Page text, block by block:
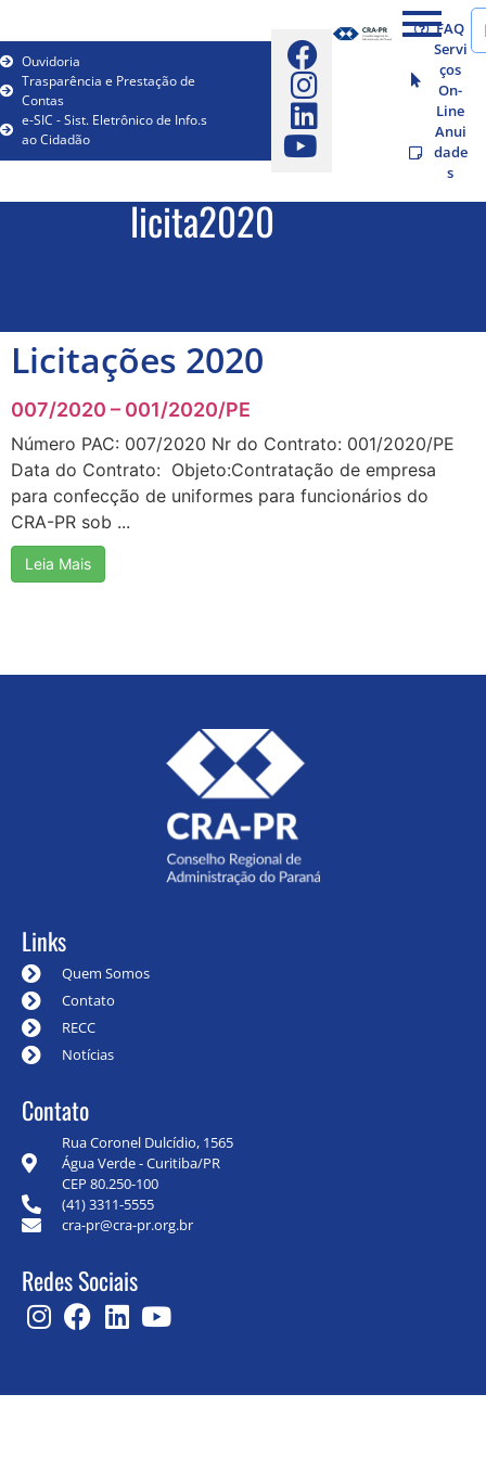
Ouvidoria
Trasparência e Prestação de
Contas
e-SIC - Sist. Eletrônico de Info.s
ao Cidadão
FAQ
Servi
ços
On-
Line
Anui
dade
s
licita2020
Licitações 2020
007/2020 – 001/2020/PE
Número PAC: 007/2020 Nr do Contrato: 001/2020/PE
Data do Contrato: Objeto:Contratação de empresa
para confecção de uniformes para funcionários do
CRA-PR sob ...
Leia Mais
Links
Quem Somos
Contato
RECC
Notícias
Contato
Rua Coronel Dulcídio, 1565
Água Verde - Curitiba/PR
CEP 80.250-100
(41) 3311-5555
cra-pr@cra-pr.org.br
Redes Sociais